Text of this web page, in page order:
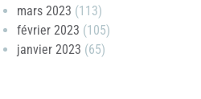
mars 2023 (113)
février 2023 (105)
janvier 2023 (65)